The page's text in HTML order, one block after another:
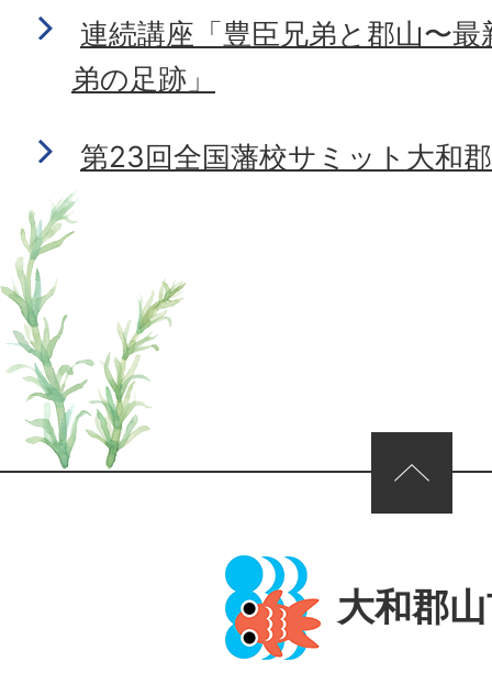
連続講座「豊臣兄弟と郡山〜
弟の足跡」
第23回全国藩校サミット大和
ページの先頭へ
大和郡